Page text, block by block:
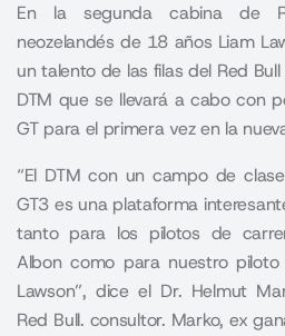
En la segunda cabina de
neozelandés de 18 años Liam
un talento de las filas del Red
DTM que se llevará a cabo con
GT para el primera vez en la
“El DTM con un campo de
GT3 es una plataforma
tanto para los pilotos de
Albon como para nuestro
Lawson”, dice el Dr. Helmut
Red Bull. consultor. Marko, ex